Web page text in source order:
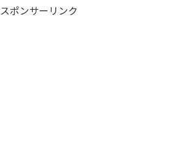
スポンサーリンク